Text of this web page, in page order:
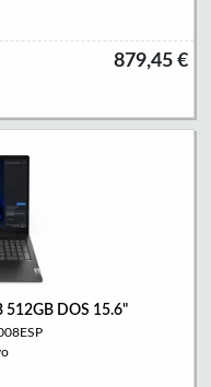
879,45 €
512GB DOS 15.6"